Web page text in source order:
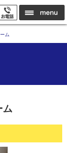
ム
ム